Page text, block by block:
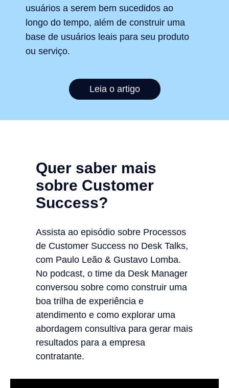
usuários a serem bem sucedidos ao
longo do tempo, além de construir uma
base de usuários leais para seu produto
ou serviço.
Leia o artigo
Quer saber mais
sobre Customer
Success?
Assista ao episódio sobre Processos
de Customer Success no Desk Talks,
com Paulo Leão & Gustavo Lomba.
No podcast, o time da Desk Manager
conversou sobre como construir uma
boa trilha de experiência e
atendimento e como explorar uma
abordagem consultiva para gerar mais
resultados para a empresa
contratante.